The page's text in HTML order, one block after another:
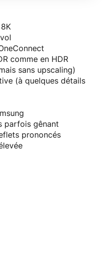
comme en HDR
sans upscaling)
(à quelques détails
parfois gênant
prononcés